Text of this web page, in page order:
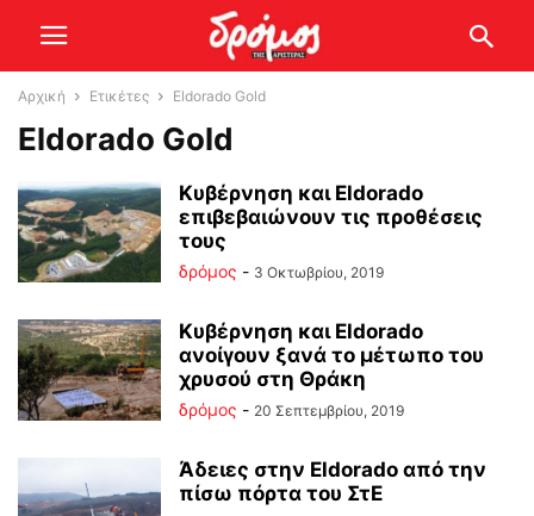
Αρχική Ετικέτες Eldorado Gold
Eldorado Gold
Κυβέρνηση και Eldorado
επιβεβαιώνουν τις προθέσεις
τους
δρόμος - 3 Οκτωβρίου, 2019
Kυβέρνηση και Eldorado
ανοίγουν ξανά το μέτωπο του
χρυσού στη Θράκη
δρόμος - 20 Σεπτεμβρίου, 2019
Άδειες στην Eldorado από την
πίσω πόρτα του ΣτΕ